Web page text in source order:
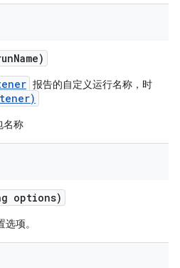
Name)
报告的自定义运行名称，时
名称
options)
项。